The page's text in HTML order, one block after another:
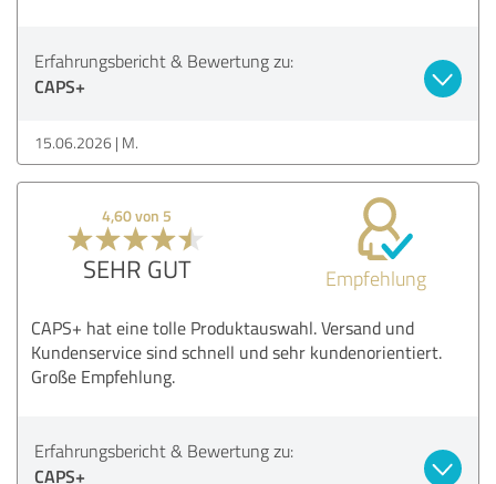
Erfahrungsbericht & Bewertung zu:
CAPS+
15.06.2026 M.
4,60 von 5
SEHR GUT Empfehlung
CAPS+ hat eine tolle Produktauswahl. Versand und
Kundenservice sind schnell und sehr kundenorientiert.
Große Empfehlung.
Erfahrungsbericht & Bewertung zu:
CAPS+